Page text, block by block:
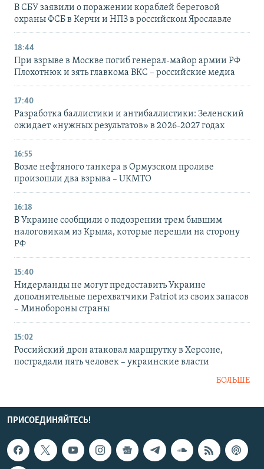
В СБУ заявили о поражении кораблей береговой
охраны ФСБ в Керчи и НПЗ в российском Ярославле
18:44
При взрыве в Москве погиб генерал-майор армии РФ
Плохотнюк и зять главкома ВКС – российские медиа
17:40
Разработка баллистики и антибаллистики: Зеленский
ожидает «нужных результатов» в 2026-2027 годах
16:55
Возле нефтяного танкера в Ормузском проливе
произошли два взрыва – UKMTO
16:18
В Украине сообщили о подозрении трем бывшим
налоговикам из Крыма, которые перешли на сторону
РФ
15:40
Нидерланды не могут предоставить Украине
дополнительные перехватчики Patriot из своих запасов
– Минобороны страны
15:02
Российский дрон атаковал маршрутку в Херсоне,
пострадали пять человек – украинские власти
БОЛЬШЕ
ПРИСОЕДИНЯЙТЕСЬ!